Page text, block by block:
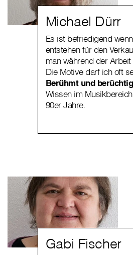
Michael Dürr
Es ist befriedigend
entstehen für den
man während der
Die Motive darf ich oft
Berühmt und
Wissen im
90er Jahre.
Gabi Fischer